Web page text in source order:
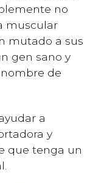
no
muscular
mutado a sus
gen sano y
de
a
y
que tenga un